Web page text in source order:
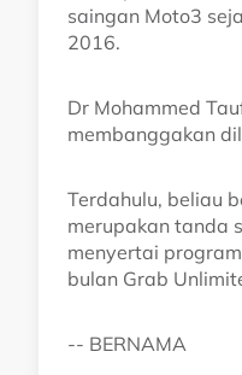
saingan Moto3
2016.
Dr Mohammed
membanggakan
Terdahulu, beliau
merupakan tanda
menyertai
bulan Grab
-- BERNAMA